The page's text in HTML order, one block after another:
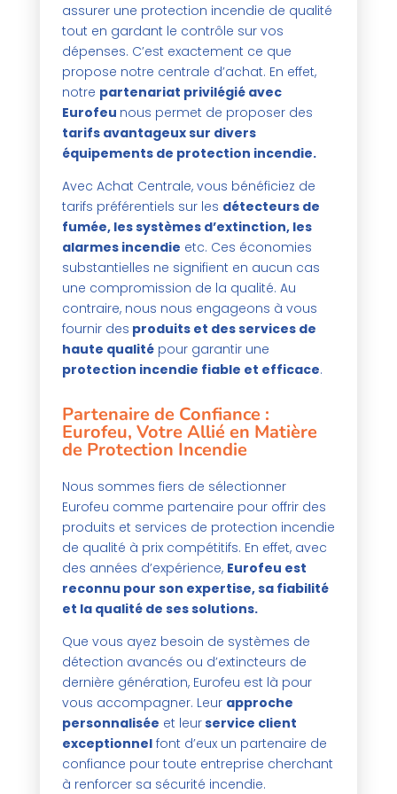
assurer une protection incendie de qualité
tout en gardant le contrôle sur vos
dépenses. C’est exactement ce que
propose notre centrale d’achat. En effet,
notre partenariat privilégié avec
Eurofeu nous permet de proposer des
tarifs avantageux sur divers
équipements de protection incendie.
Avec Achat Centrale, vous bénéficiez de
tarifs préférentiels sur les détecteurs de
fumée, les systèmes d’extinction, les
alarmes incendie etc. Ces économies
substantielles ne signifient en aucun cas
une compromission de la qualité. Au
contraire, nous nous engageons à vous
fournir des produits et des services de
haute qualitépour garantir une
protection incendie fiable et efficace.
Partenaire de Confiance :
Eurofeu, Votre Allié en Matière
de Protection Incendie
Nous sommes fiers de sélectionner
Eurofeu comme partenaire pour offrir des
produits et services de protection incendie
de qualité à prix compétitifs. En effet, avec
des années d’expérience, Eurofeu est
reconnu pour son expertise, sa fiabilité
et la qualité de ses solutions.
Que vous ayez besoin de systèmes de
détection avancés ou d’extincteurs de
dernière génération, Eurofeu est là pour
vous accompagner. Leur approche
personnalisée et leurservice client
exceptionnelfont d’eux un partenaire de
confiance pour toute entreprise cherchant
à renforcer sa sécurité incendie.